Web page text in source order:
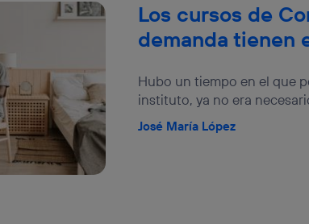
Los cursos de
demanda tienen
Hubo un tiempo en el que
instituto, ya no era
José María López